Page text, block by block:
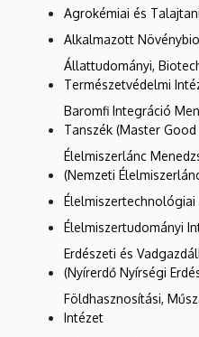
Agrokémiai és
Alkalmazott
Állattudományi,
Természetvédelmi
Baromfi Integráció
Tanszék (Master
Élelmiszerlánc
(Nemzeti
Élelmiszertechnológiai
Élelmiszertudományi
Erdészeti és
(Nyírerdő Nyírségi
Földhasznosítási,
Intézet